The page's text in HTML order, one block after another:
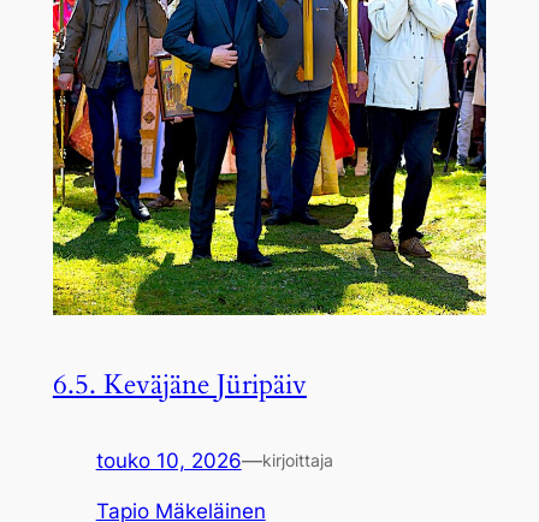
6.5. Keväjäne Jüripäiv
touko 10, 2026—kirjoittaja
Tapio Mäkeläinen